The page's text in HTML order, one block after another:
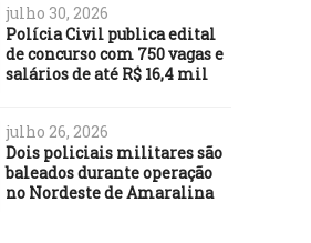
julho 30, 2026
Polícia Civil publica edital
de concurso com 750 vagas e
salários de até R$ 16,4 mil
julho 26, 2026
Dois policiais militares são
baleados durante operação
no Nordeste de Amaralina